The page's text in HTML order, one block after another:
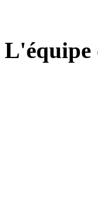
L'équipe